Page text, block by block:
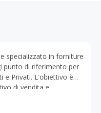
specializzato in forniture
punto di riferimento per
e Privati. L'obiettivo è
di vendita e
industriali e
disponibili con un